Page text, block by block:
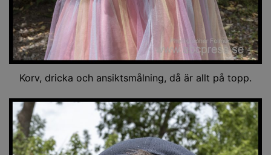
Korv, dricka och ansiktsmålning, då är allt på topp.